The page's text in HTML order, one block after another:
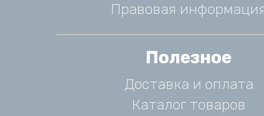
Правовая
Полезное
Доставка и оплата
Каталог товаров